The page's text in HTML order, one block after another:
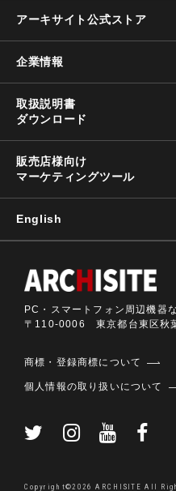
アーキサイト公式ストア
企業情報
取扱説明書
ダウンロード
販売店様向け
マーケティングツール
English
PC・スマートフォン周辺機器
〒110-0006 東京都台東区秋
商標・登録商標について
個人情報の取り扱いについて
Copyright©2026 ARCHISITE All